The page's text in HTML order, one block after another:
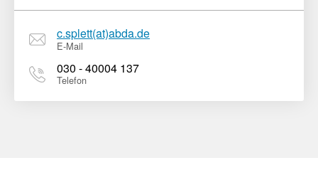
c.splett(at)abda.de
E-Mail
030 - 40004 137
Telefon